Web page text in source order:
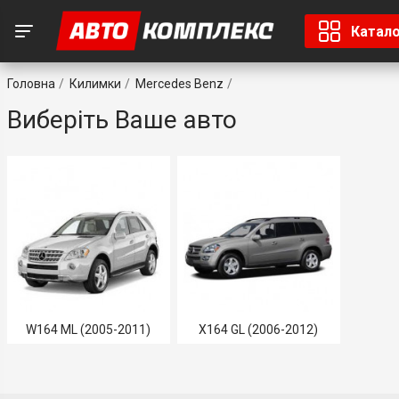
Головна Килимки Mercedes Benz
Виберіть Ваше авто
W164 ML (2005-2011) X164 GL (2006-2012)